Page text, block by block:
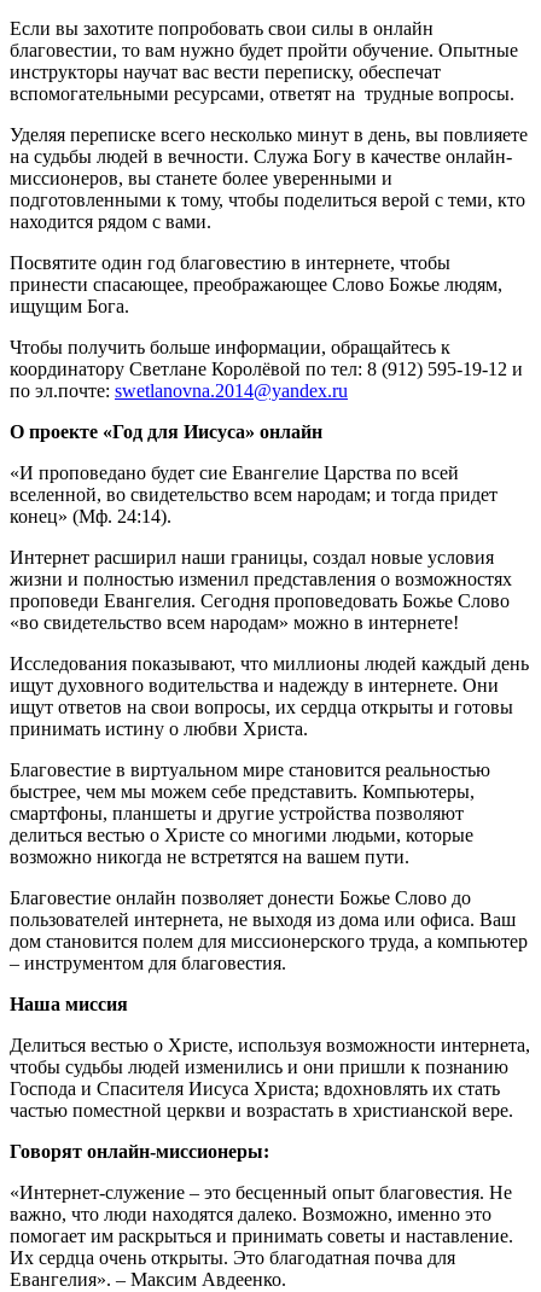
Если вы захотите попробовать свои силы в онлайн
благовестии, то вам нужно будет пройти обучение. Опытные
инструкторы научат вас вести переписку, обеспечат
вспомогательными ресурсами, ответят на трудные вопросы.
Уделяя переписке всего несколько минут в день, вы повлияете
на судьбы людей в вечности. Служа Богу в качестве онлайн-
миссионеров, вы станете более уверенными и
подготовленными к тому, чтобы поделиться верой с теми, кто
находится рядом с вами.
Посвятите один год благовестию в интернете, чтобы
принести спасающее, преображающее Слово Божье людям,
ищущим Бога.
Чтобы получить больше информации, обращайтесь к
координатору Светлане Королёвой по тел: 8 (912) 595-19-12 и
по эл.почте: swetlanovna.2014@yandex.ru
О проекте «Год для Иисуса» онлайн
«И проповедано будет сие Евангелие Царства по всей
вселенной, во свидетельство всем народам; и тогда придет
конец» (Мф. 24:14).
Интернет расширил наши границы, создал новые условия
жизни и полностью изменил представления о возможностях
проповеди Евангелия. Сегодня проповедовать Божье Слово
«во свидетельство всем народам» можно в интернете!
Исследования показывают, что миллионы людей каждый день
ищут духовного водительства и надежду в интернете. Они
ищут ответов на свои вопросы, их сердца открыты и готовы
принимать истину о любви Христа.
Благовестие в виртуальном мире становится реальностью
быстрее, чем мы можем себе представить. Компьютеры,
смартфоны, планшеты и другие устройства позволяют
делиться вестью о Христе со многими людьми, которые
возможно никогда не встретятся на вашем пути.
Благовестие онлайн позволяет донести Божье Слово до
пользователей интернета, не выходя из дома или офиса. Ваш
дом становится полем для миссионерского труда, а компьютер
– инструментом для благовестия.
Наша миссия
Делиться вестью о Христе, используя возможности интернета,
чтобы судьбы людей изменились и они пришли к познанию
Господа и Спасителя Иисуса Христа; вдохновлять их стать
частью поместной церкви и возрастать в христианской вере.
Говорят онлайн-миссионеры:
«Интернет-служение – это бесценный опыт благовестия. Не
важно, что люди находятся далеко. Возможно, именно это
помогает им раскрыться и принимать советы и наставление.
Их сердца очень открыты. Это благодатная почва для
Евангелия». – Максим Авдеенко.